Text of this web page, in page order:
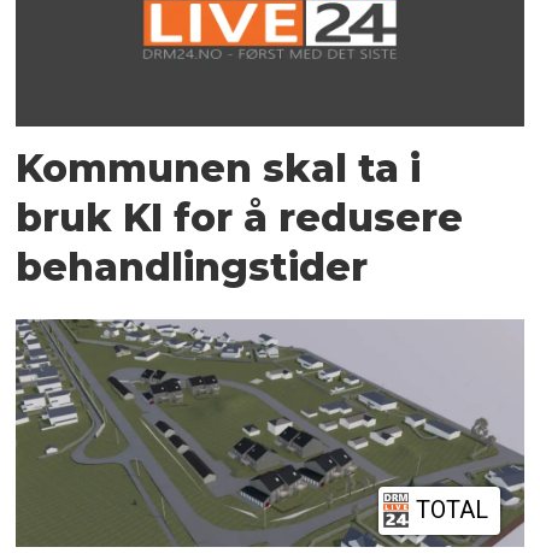
Kommunen skal ta i
bruk KI for å redusere
behandlingstider
TOTAL